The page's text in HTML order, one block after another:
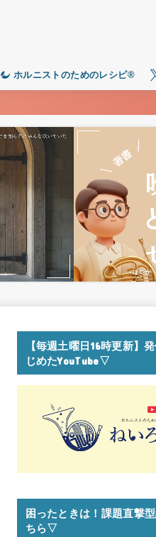
ホルニストのためのレシピ®️
【毎週土曜日16時更新】
じめたYouTube▽
困ったときは！課題直撃
ちら▽